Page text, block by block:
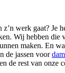
werk gaat? Je
Wij hebben
maken. En
de jassen voor
de rest van onze